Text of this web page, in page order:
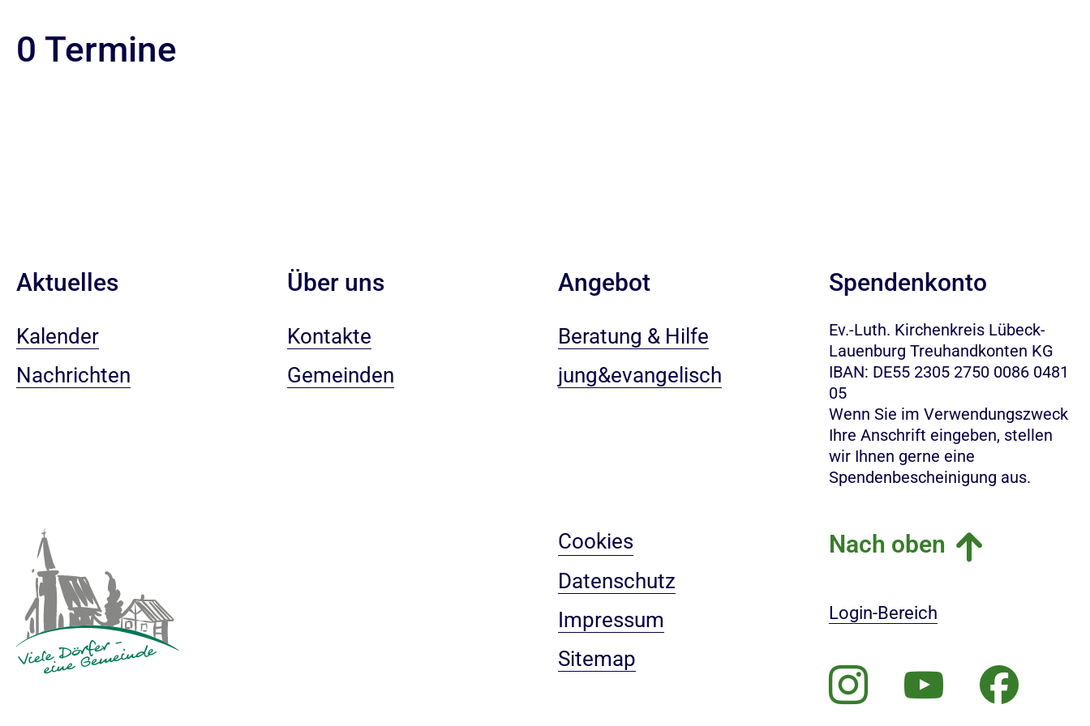
0 Termine
Aktuelles
Kalender
Nachrichten
Über uns
Kontakte
Gemeinden
Angebot
Beratung & Hilfe
jung&evangelisch
Spendenkonto
Ev.-Luth. Kirchenkreis Lübeck-
Lauenburg Treuhandkonten KG
IBAN: DE55 2305 2750 0086 0481
05
Wenn Sie im Verwendungszweck
Ihre Anschrift eingeben, stellen
wir Ihnen gerne eine
Spendenbescheinigung aus.
Cookies
Datenschutz
Impressum
Sitemap
Nach oben
Login-Bereich